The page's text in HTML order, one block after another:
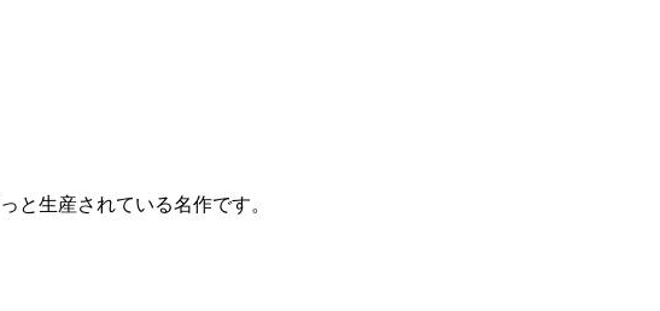
と生産されている名作です。